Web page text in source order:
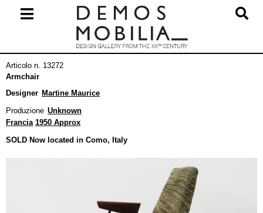
primario
navigzione
Articolo n. 13272
Armchair
Designer Martine Maurice
Produzione Unknown
Francia 1950 Approx
SOLD Now located in Como, Italy